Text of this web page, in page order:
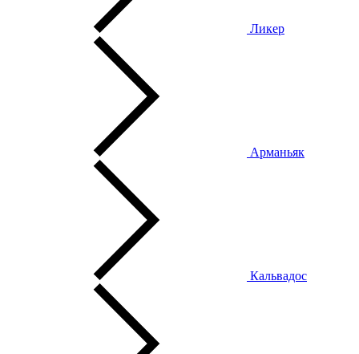
Ликер
Арманьяк
Кальвадос